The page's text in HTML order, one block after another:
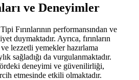
ve Deneyimler
Fırınlarının performansından ve
duymaktadır. Ayrıca, fırınların
lezzetli yemekler hazırlama
sağladığı da vurgulanmaktadır.
deneyimi ve güvenilirliği,
etmesinde etkili olmaktadır.